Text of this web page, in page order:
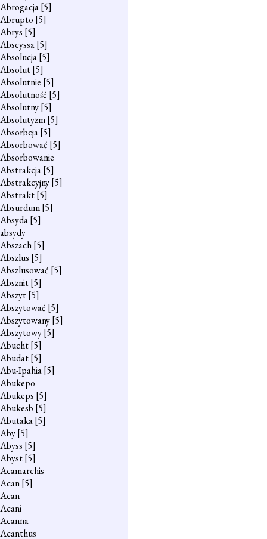
Abrogacja[5]
Abrupto [5]
Abrys [5]
Abscyssa[5]
Absolucja[5]
Absolut[5]
Absolutnie [5]
Absolutność [5]
Absolutny[5]
Absolutyzm[5]
Absorbcja[5]
Absorbować [5]
Absorbowanie
Abstrakcja[5]
Abstrakcyjny[5]
Abstrakt[5]
Absurdum[5]
Absyda[5]
absydy
Abszach[5]
Abszlus [5]
Abszlusować [5]
Absznit[5]
Abszyt[5]
Abszytować [5]
Abszytowany[5]
Abszytowy[5]
Abucht[5]
Abudat[5]
Abu-Ipahia[5]
Abukepo
Abukeps [5]
Abukesb [5]
Abutaka[5]
Aby[5]
Abyss [5]
Abyst[5]
Acamarchis
Acan[5]
Acan
Acani
Acanna
Acanthus